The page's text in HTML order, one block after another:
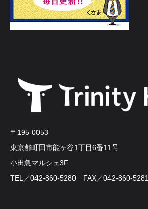
〒195-0053
東京都町田市能ヶ谷1丁目6番11号
小田急マルシェ3F
TEL／042-860-5280 FAX／042-860-5281